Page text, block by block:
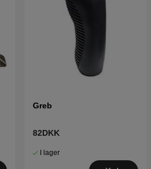
Greb
82DKK
I lager